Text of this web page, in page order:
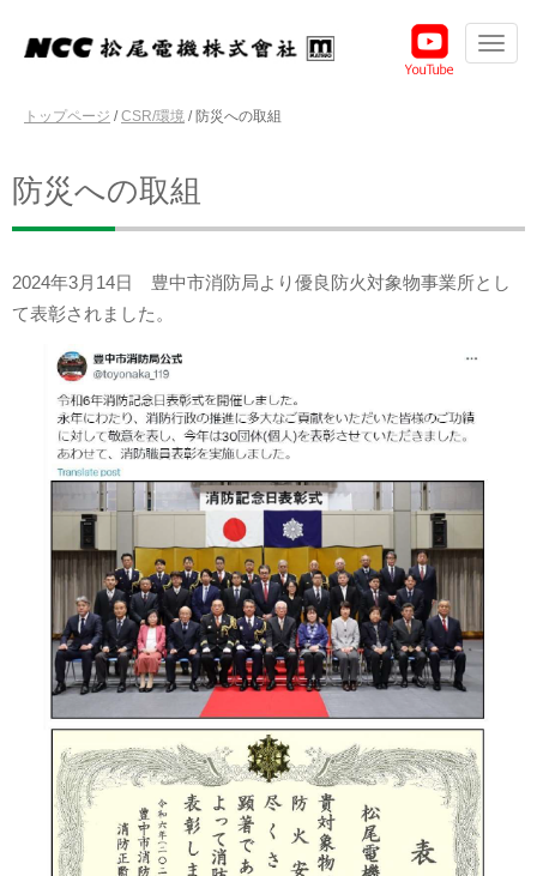
トップページ /CSR/環境 / 防災への取組
防災への取組
2024年3月14日 豊中市消防局より優良防火対象物事業所とし
て表彰されました。